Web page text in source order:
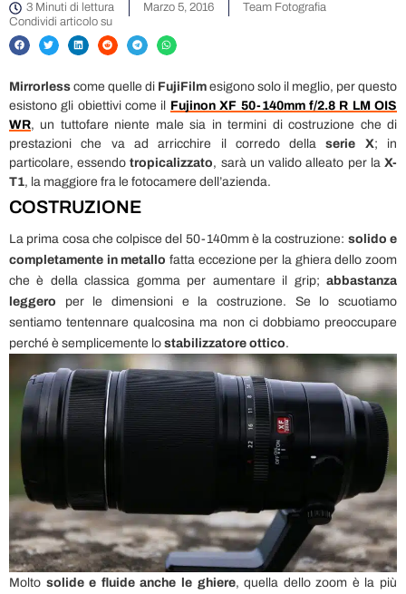
3 Minuti di lettura Marzo 5, 2016
Team Fotografia
Condividi articolo su
Mirrorless come quelle di FujiFilm esigono solo il meglio, per questo
esistono gli obiettivi come il Fujinon XF 50-140mm f/2.8 R LM OIS
WR, un tuttofare niente male sia in termini di costruzione che di
prestazioni che va ad arricchire il corredo dellaserie X; in
particolare, essendotropicalizzato, sarà un valido alleato per laX-
T1, la maggiore fra le fotocamere dell’azienda.
COSTRUZIONE
La prima cosa che colpisce del 50-140mm è la costruzione: solido e
completamente in metallo fatta eccezione per la ghiera dello zoom
che è della classica gomma per aumentare il grip; abbastanza
leggero per le dimensioni e la costruzione. Se lo scuotiamo
sentiamo tentennare qualcosina ma non ci dobbiamo preoccupare
perché è semplicemente lo stabilizzatore ottico.
Molto solide e fluide anche le ghiere, quella dello zoom è la più